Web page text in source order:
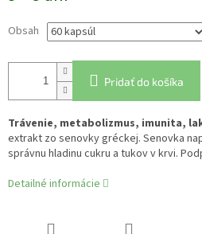
Obsah
Pridať do košíka
Trávenie, metabolizmus, imunita,
extrakt zo senovky gréckej. Senovka
správnu hladinu cukru a tukov v krvi.
Detailné informácie